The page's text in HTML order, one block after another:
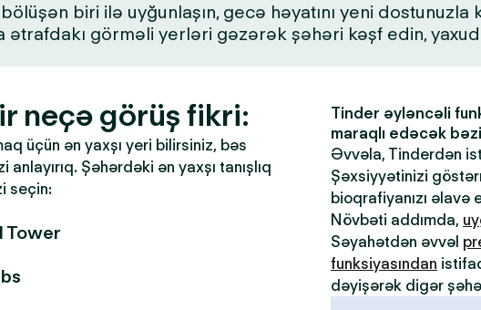
biri ilə uyğunlaşın, gecə həyatını yeni
ətrafdakı görməli yerləri gəzərək şəhəri kəşf edin,
neçə görüş fikri:
üçün ən yaxşı yeri bilirsiniz, bəs
anlayırıq. Şəhərdəki ən yaxşı tanışlıq
seçin:
Tower
Tinder əyləncəli
maraqlı edəcək
Əvvəla, Tinderdən
Şəxsiyyətinizi
bioqrafiyanızı əlavə
Növbəti addımda,
Səyahətdən əvvəl
funksiyasından
dəyişərək digər